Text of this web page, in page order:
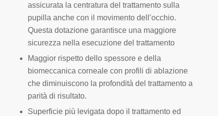
assicurata la centratura del trattamento sulla
pupilla anche con il movimento dell’occhio.
Questa dotazione garantisce una maggiore
sicurezza nella esecuzione del trattamento
Maggior rispetto dello spessore e della
biomeccanica corneale con profili di ablazione
che diminuiscono la profondità del trattamento a
parità di risultato.
Superficie più levigata dopo il trattamento ed